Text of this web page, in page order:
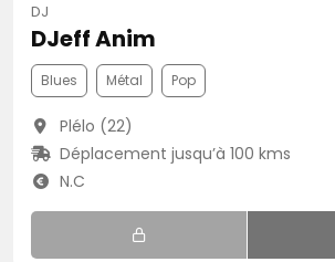
DJ
DJeff Anim
Blues Métal Pop
Plélo (22)
Déplacement jusqu’à 100 kms
N.C